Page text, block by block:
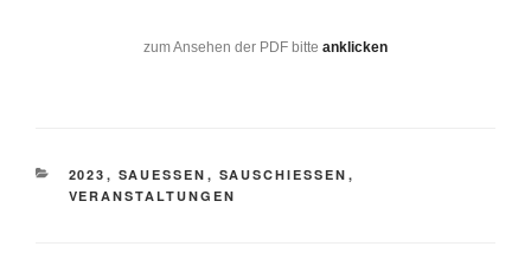
zum Ansehen der PDF bitte anklicken
2023 , SAUESSEN , SAUSCHIESSEN
,
VERANSTALTUNGEN